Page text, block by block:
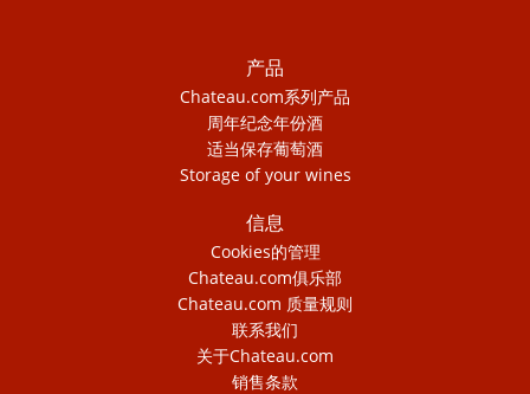
产品
Chateau.com系列产品
周年纪念年份酒
适当保存葡萄酒
Storage of your wines
信息
Cookies的管理
Chateau.com俱乐部
Chateau.com 质量规则
联系我们
关于Chateau.com
销售条款